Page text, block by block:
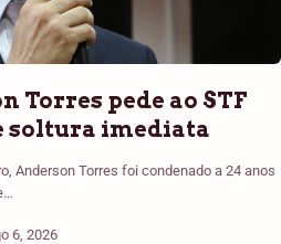
Torres pede ao STF
soltura imediata
Anderson Torres foi condenado a 24 anos
6, 2026